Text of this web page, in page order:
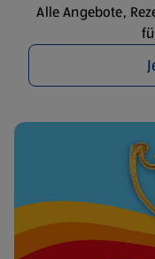
Alle Angebote,